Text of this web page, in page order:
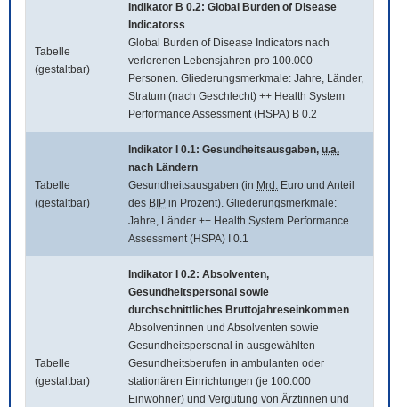
Tabelle
(gestaltbar)
Indikator B 0.2: Global Burden of Disease
Indicatorss
Global Burden of Disease Indicators nach
verlorenen Lebensjahren pro 100.000
Personen. Gliederungsmerkmale: Jahre, Länder,
Stratum (nach Geschlecht) ++ Health System
Performance Assessment (HSPA) B 0.2
Tabelle
(gestaltbar)
Indikator I 0.1: Gesundheitsausgaben, u.a.
nach Ländern
Gesundheitsausgaben (in Mrd. Euro und Anteil
des BIP in Prozent). Gliederungsmerkmale:
Jahre, Länder ++ Health System Performance
Assessment (HSPA) I 0.1
Tabelle
(gestaltbar)
Indikator I 0.2: Absolventen,
Gesundheitspersonal sowie
durchschnittliches Bruttojahreseinkommen
Absolventinnen und Absolventen sowie
Gesundheitspersonal in ausgewählten
Gesundheitsberufen in ambulanten oder
stationären Einrichtungen (je 100.000
Einwohner) und Vergütung von Ärztinnen und